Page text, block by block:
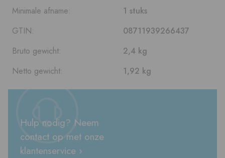
Minimale afname:
1 stuks
GTIN:
08711939266437
Bruto gewicht:
2,4 kg
Netto gewicht:
1,92 kg
Hulp nodig? Neem
contact op met onze
klantenservice ›